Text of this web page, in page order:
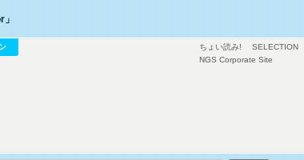
ちょい読み! SELECTION
NGS Corporate Site